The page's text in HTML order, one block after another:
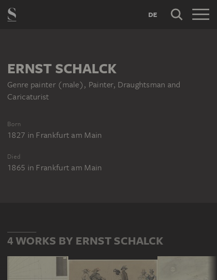
DE
ERNST SCHALCK
Genre painter (male), Painter, Draughtsman and
Caricaturist
Born
1827 in Frankfurt am Main
Died
1865 in Frankfurt am Main
4 WORKS BY ERNST SCHALCK